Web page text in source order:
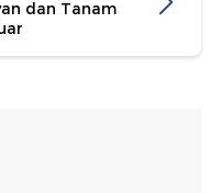
dan Tanam